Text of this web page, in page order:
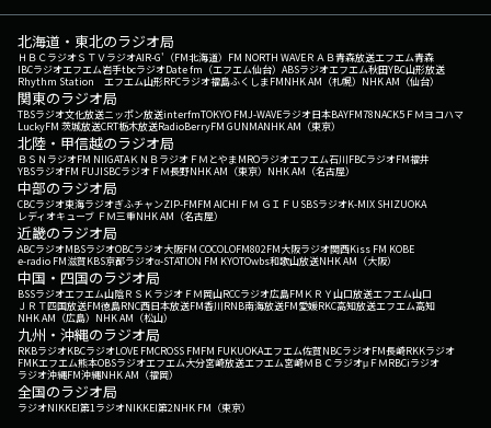
北海道・東北のラジオ局
ＨＢＣラジオＳＴＶラジオAIR-G'（FM北海道） FM NORTH WAVEＲＡＢ青森放送エフエム青森
IBCラジオエフエム岩手tbcラジオDate fm（エフエム仙台） ABSラジオエフエム秋田YBC山形放送
Rhythm Station エフエム山形RFCラジオ福島ふくしまFMNHK AM（札幌） NHK AM（仙台）
関東のラジオ局
TBSラジオ文化放送ニッポン放送interfmTOKYO FMJ-WAVEラジオ日本BAYFM78NACK5 ＦＭヨコハマ
LuckyFM 茨城放送CRT栃木放送RadioBerryFM GUNMANHK AM（東京）
北陸・甲信越のラジオ局
ＢＳＮラジオFM NIIGATAＫＮＢラジオ ＦＭとやまMROラジオエフエム石川FBCラジオFM福井
YBSラジオFM FUJISBCラジオ ＦＭ長野NHK AM（東京） NHK AM（名古屋）
中部のラジオ局
CBCラジオ東海ラジオぎふチャンZIP-FMFM AICHI ＦＭ ＧＩＦＵ SBSラジオK-MIX SHIZUOKA
レディオキューブ ＦＭ三重NHK AM（名古屋）
近畿のラジオ局
ABCラジオMBSラジオOBCラジオ大阪FM COCOLOFM802FM大阪ラジオ関西Kiss FM KOBE
e-radio FM滋賀KBS京都ラジオα-STATION FM KYOTOwbs和歌山放送NHK AM（大阪）
中国・四国のラジオ局
BSSラジオエフエム山陰ＲＳＫラジオ ＦＭ岡山RCCラジオ広島FM ＫＲＹ山口放送エフエム山口
ＪＲＴ四国放送FM徳島RNC西日本放送FM香川RNB南海放送FM愛媛RKC高知放送エフエム高知
NHK AM（広島） NHK AM（松山）
九州・沖縄のラジオ局
RKBラジオKBCラジオLOVE FMCROSS FMFM FUKUOKAエフエム佐賀NBCラジオFM長崎RKKラジオ
FMKエフエム熊本OBSラジオエフエム大分宮崎放送エフエム宮崎ＭＢＣラジオμＦＭRBCiラジオ
ラジオ沖縄FM沖縄NHK AM（福岡）
全国のラジオ局
ラジオNIKKEI第1ラジオNIKKEI第2NHK FM（東京）